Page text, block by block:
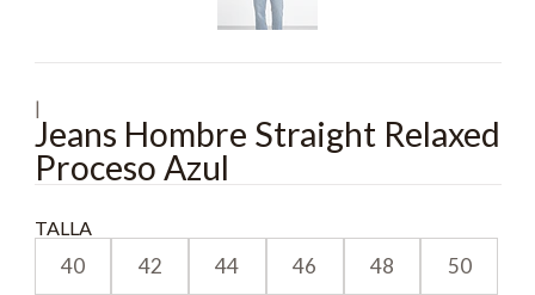
|
Jeans Hombre Straight Relaxed
Proceso Azul
TALLA
40 42 44 46 48 50